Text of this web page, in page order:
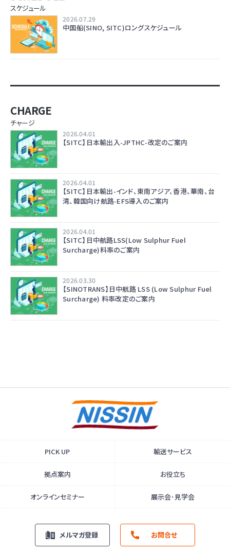
スケジュール
2026.07.29
中国船(SINO, SITC)ロングスケジュール
CHARGE
チャージ
2026.04.01
【SITC】日本輸出入-JPTHC-改定のご案内
2026.04.01
【SITC】日本輸出-インド、東南アジア、香港、華南、台
湾、韓国向け航路-EFS導入のご案内
2026.04.01
【SITC】日中航路LSS(Low Sulphur Fuel
Surcharge)料率のご案内
2026.03.30
【SINOTRANS】日中航路 LSS (Low Sulphur Fuel
Surcharge) 料率改定のご案内
PICK UP 輸送サービス
拠点案内 お役立ち
オンラインセミナー 展示会･見学会
メルマガ登録 お問合せ